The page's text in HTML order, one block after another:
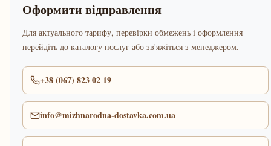
Оформити відправлення
Для актуального тарифу, перевірки обмежень і оформлення
перейдіть до каталогу послуг або зв'яжіться з менеджером.
+38 (067) 823 02 19
info@mizhnarodna-dostavka.com.ua